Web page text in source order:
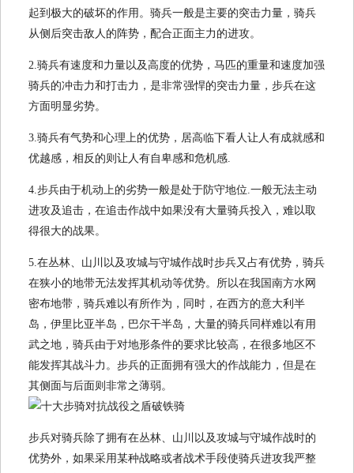
起到极大的破坏的作用。骑兵一般是主要的突击力量，骑兵
从侧后突击敌人的阵势，配合正面主力的进攻。
2.骑兵有速度和力量以及高度的优势，马匹的重量和速度加强
骑兵的冲击力和打击力，是非常强悍的突击力量，步兵在这
方面明显劣势。
3.骑兵有气势和心理上的优势，居高临下看人让人有成就感和
优越感，相反的则让人有自卑感和危机感.
4.步兵由于机动上的劣势一般是处于防守地位.一般无法主动
进攻及追击，在追击作战中如果没有大量骑兵投入，难以取
得很大的战果。
5.在丛林、山川以及攻城与守城作战时步兵又占有优势，骑兵
在狭小的地带无法发挥其机动等优势。所以在我国南方水网
密布地带，骑兵难以有所作为，同时，在西方的意大利半
岛，伊里比亚半岛，巴尔干半岛，大量的骑兵同样难以有用
武之地，骑兵由于对地形条件的要求比较高，在很多地区不
能发挥其战斗力。步兵的正面拥有强大的作战能力，但是在
其侧面与后面则非常之薄弱。
步兵对骑兵除了拥有在丛林、山川以及攻城与守城作战时的
优势外，如果采用某种战略或者战术手段使骑兵进攻我严整